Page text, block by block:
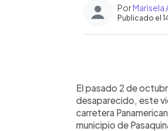
PorMarisela
Publicado el
►
El pasado 2 de
desaparecido, este
carretera
municipio de